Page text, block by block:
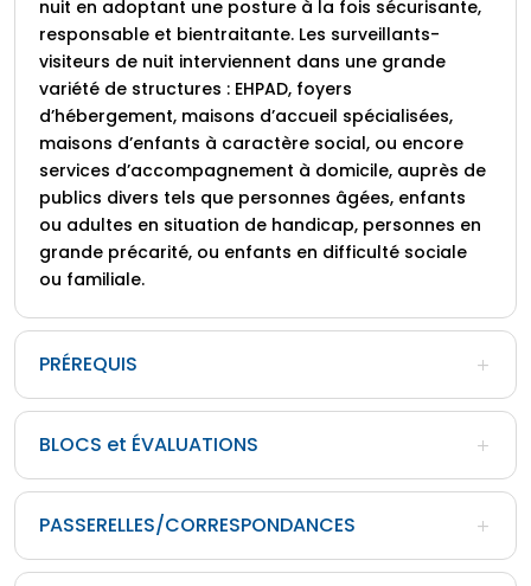
nuit en adoptant une posture à la fois sécurisante,
responsable et bientraitante. Les surveillants-
visiteurs de nuit interviennent dans une grande
variété de structures : EHPAD, foyers
d’hébergement, maisons d’accueil spécialisées,
maisons d’enfants à caractère social, ou encore
services d’accompagnement à domicile, auprès de
publics divers tels que personnes âgées, enfants
ou adultes en situation de handicap, personnes en
grande précarité, ou enfants en difficulté sociale
ou familiale.
PRÉREQUIS
BLOCS et ÉVALUATIONS
PASSERELLES/CORRESPONDANCES